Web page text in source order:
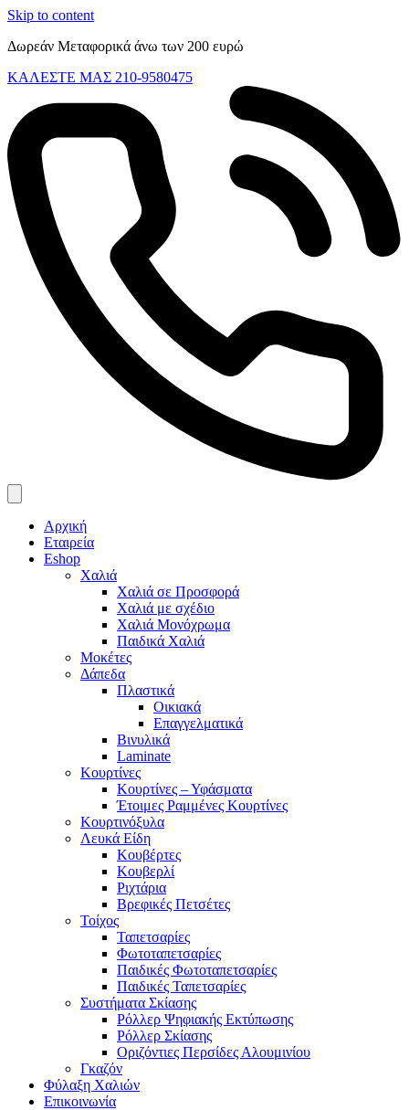
Skip to content
Δωρεάν Μεταφορικά άνω των 200 ευρώ
ΚΑΛΕΣΤΕ ΜΑΣ 210-9580475
Αρχική
Εταιρεία
Eshop
Χαλιά
Χαλιά σε Προσφορά
Χαλιά με σχέδιο
Χαλιά Μονόχρωμα
Παιδικά Χαλιά
Μοκέτες
Δάπεδα
Πλαστικά
Οικιακά
Επαγγελματικά
Βινυλικά
Laminate
Κουρτίνες
Κουρτίνες – Υφάσματα
Έτοιμες Ραμμένες Κουρτίνες
Κουρτινόξυλα
Λευκά Είδη
Κουβέρτες
Κουβερλί
Ριχτάρια
Βρεφικές Πετσέτες
Τοίχος
Ταπετσαρίες
Φωτοταπετσαρίες
Παιδικές Φωτοταπετσαρίες
Παιδικές Ταπετσαρίες
Συστήματα Σκίασης
Ρόλλερ Ψηφιακής Εκτύπωσης
Ρόλλερ Σκίασης
Οριζόντιες Περσίδες Αλουμινίου
Γκαζόν
Φύλαξη Χαλιών
Επικοινωνία